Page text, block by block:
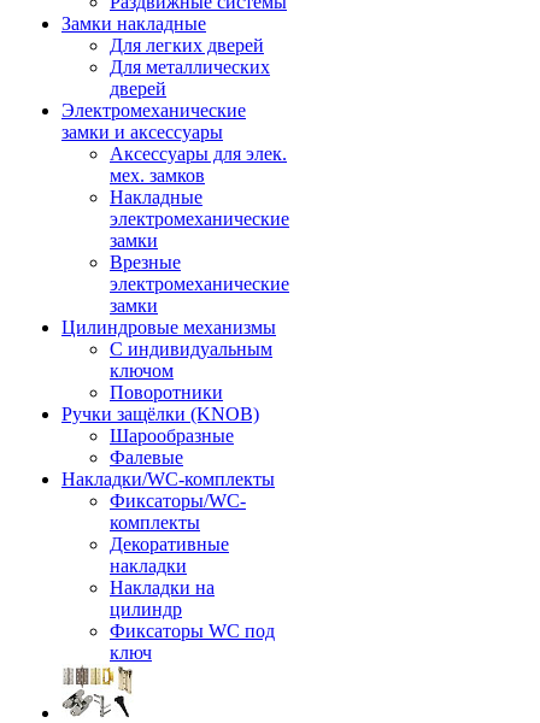
Замки накладные
Для легких дверей
Для металлических
дверей
Электромеханические
замки и аксессуары
Аксессуары для элек.
мех. замков
Накладные
электромеханические
замки
Врезные
электромеханические
замки
Цилиндровые механизмы
С индивидуальным
ключом
Поворотники
Ручки защёлки (KNOB)
Шарообразные
Фалевые
Накладки/WC-комплекты
Фиксаторы/WC-
комплекты
Декоративные
накладки
Накладки на
цилиндр
Фиксаторы WC под
ключ